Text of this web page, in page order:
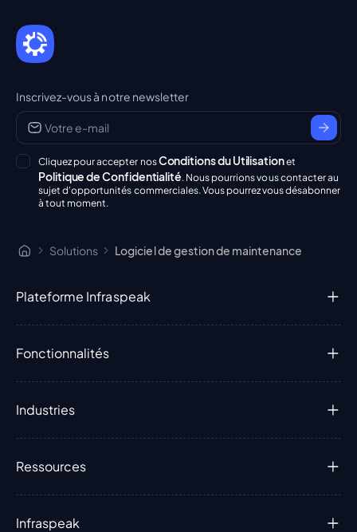
Inscrivez-vous à notre newsletter
Cliquez pour accepter nosConditions du Utilisationet
Politique de Confidentialité. Nous pourrions vous contacter au
sujet d'opportunités commerciales. Vous pourrez vous désabonner
à tout moment.
Solutions Logiciel de gestion de maintenance
Plateforme Infraspeak
Fonctionnalités
Industries
Ressources
Infraspeak